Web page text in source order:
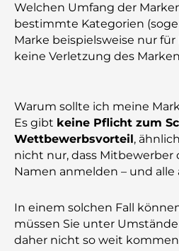
Welchen Umfang der
bestimmte Kategorien
Marke beispielsweise nur
keine Verletzung des
Warum sollte ich meine
Es gibt keine Pflicht zum
Wettbewerbsvorteil,
nicht nur, dass Mitbewerber
Namen anmelden – und
In einem solchen Fall
müssen Sie unter
daher nicht so weit